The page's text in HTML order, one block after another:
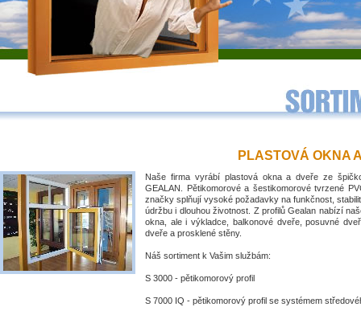
PLASTOVÁ OKNA
Naše firma vyrábí plastová okna a dveře ze
GEALAN. Pětikomorové a šestikomorové tvrzené
značky splňují vysoké požadavky na funkčnost,
údržbu i dlouhou životnost. Z profilů Gealan nabízí
okna, ale i výkladce, balkonové dveře, posuvné
dveře a prosklené stěny.
Náš sortiment k Vašim službám:
S 3000 - pětikomorový profil
S 7000 IQ - pětikomorový profil se systémem